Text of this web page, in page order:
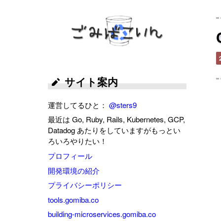
ごみばこいん
サイト案内
運営してるひと：@sters9
最近は Go, Ruby, Rails, Kubernetes, GCP,
Datadog あたりをしていますがもっとい
ろいろやりたい！
プロフィール
開発環境の紹介
プライバシーポリシー
tools.gomiba.co
building-microservices.gomiba.co